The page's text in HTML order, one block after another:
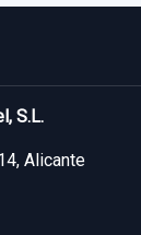
no incluidos.
por whatsapp
KURO
S.L.
Alicante